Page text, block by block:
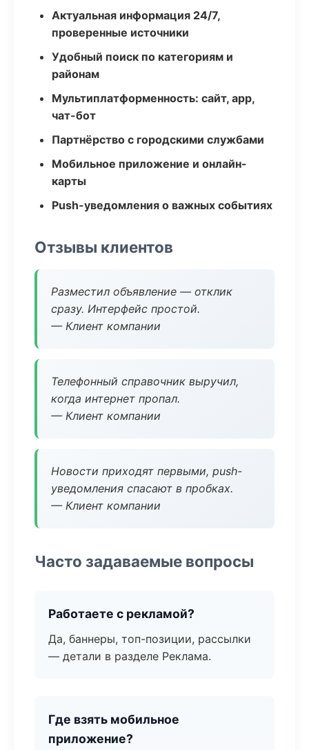
Актуальная информация 24/7,
проверенные источники
Удобный поиск по категориям и
районам
Мультиплатформенность: сайт, app,
чат-бот
Партнёрство с городскими службами
Мобильное приложение и онлайн-
карты
Push-уведомления о важных событиях
Отзывы клиентов
Разместил объявление — отклик
сразу. Интерфейс простой.
— Клиент компании
Телефонный справочник выручил,
когда интернет пропал.
— Клиент компании
Новости приходят первыми, push-
уведомления спасают в пробках.
— Клиент компании
Часто задаваемые вопросы
Работаете с рекламой?
Да, баннеры, топ-позиции, рассылки
— детали в разделе Реклама.
Где взять мобильное
приложение?